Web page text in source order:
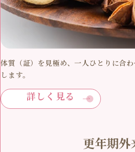
体質（証）を見極め、一人ひとりに合
します。
詳しく見る
更年期外